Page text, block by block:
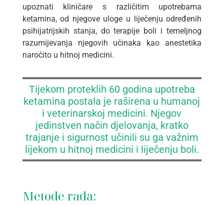
upoznati kliničare s različitim upotrebama
ketamina, od njegove uloge u liječenju određenih
psihijatrijskih stanja, do terapije boli i temeljnog
razumijevanja njegovih učinaka kao anestetika
naročito u hitnoj medicini.
Tijekom proteklih 60 godina upotreba
ketamina postala je raširena u humanoj
i veterinarskoj medicini. Njegov
jedinstven način djelovanja, kratko
trajanje i sigurnost učinili su ga važnim
lijekom u hitnoj medicini i liječenju boli.
Metode rada: